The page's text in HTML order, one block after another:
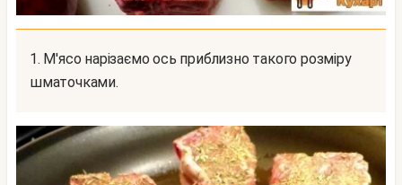
1. М'ясо нарізаємо ось приблизно такого розміру
шматочками.